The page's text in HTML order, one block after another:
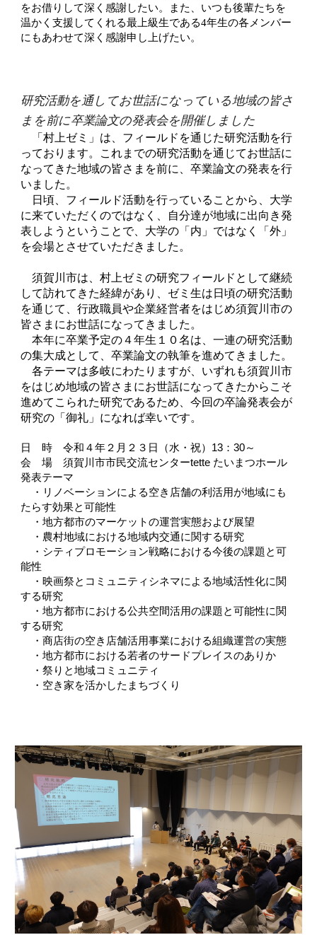
をお借りして深く感謝したい。また、いつも後輩たちを
温かく支援してくれる最上級生である4年生の各メンバー
にもあわせて深く感謝申し上げたい。
研究活動を通してお世話になっている地域の皆さ
まを前に卒業論文の発表会を開催しました
「村上ゼミ」は、フィールドを通じた研究活動を行
っております。これまでの研究活動を通じてお世話に
なってきた地域の皆さまを前に、卒業論文の発表を行
いました。
日頃、フィールド活動を行っていることから、大学
に来ていただくのではなく、自分達が地域に出向き発
表しようということで、大学の「内」ではなく「外」
を会場とさせていただきました。
須賀川市は、村上ゼミの研究フィールドとして継続
して訪れてきた経緯があり、ゼミ生は日頃の研究活動
を通じて、行政職員や企業経営者をはじめ須賀川市の
皆さまにお世話になってきました。
本年に卒業予定の４年生１０名は、一連の研究活動
の集大成として、卒業論文の執筆を進めてきました。
各テーマは多岐にわたりますが、いずれも須賀川市
をはじめ地域の皆さまにお世話になってきたからこそ
進めてこられた研究であるため、今回の卒論発表会が
研究の「御礼」になれば幸いです。
日 時 令和４年２月２３日（水・祝）13：30～
会 場 須賀川市市民交流センターtette たいまつホール
発表テーマ
・リノベーションによる空き店舗の利活用が地域にも
たらす効果と可能性
・地方都市のマーケットの運営実態および展望
・農村地域における地域内交通に関する研究
・シティプロモーション戦略における今後の課題と可
能性
・映画祭とコミュニティシネマによる地域活性化に関
する研究
・地方都市における公共空間活用の課題と可能性に関
する研究
・商店街の空き店舗活用事業における組織運営の実態
・地方都市における若者のサードプレイスのありか
・祭りと地域コミュニティ
・空き家を活かしたまちづくり